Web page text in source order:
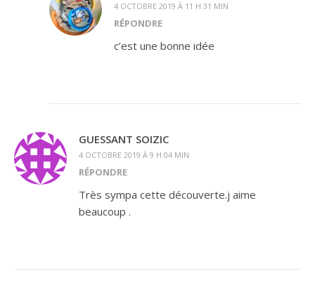
4 OCTOBRE 2019 À 11 H 31 MIN
RÉPONDRE
c’est une bonne idée
GUESSANT SOIZIC
4 OCTOBRE 2019 À 9 H 04 MIN
RÉPONDRE
Très sympa cette découverte.j aime
beaucoup .